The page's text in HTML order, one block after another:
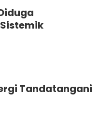
Tandatangani